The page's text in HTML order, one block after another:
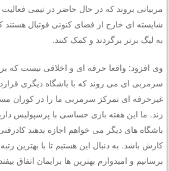
مربیانی بروند که در حال حاضر در تیمی فعالیت
شایسته ای خارج از فضای کنونی فوتبال هستند
به لیگ برتر برگردند و کمک کنند.
وی افزود: واقعا حرفه ای و اخلاقی نیست که
سرمربی ای می روند که با باشگاه دیگری
غیرحرفه ای تمرکز سرمربی ما را در کوران
زند. ما این هفته بازی حساسی با پرسپولیس
باشگاه های دیگر می خواهم اجازه بدهند
کارش باشد. به دنبال این هستیم تا با بهترین
برسانیم و امیدوارم بهترین ها برایمان اتفاق بیفتد.